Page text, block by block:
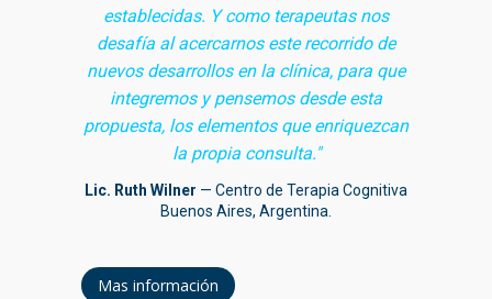
establecidas. Y como terapeutas nos
desafía al acercarnos este recorrido de
nuevos desarrollos en la clínica, para que
integremos y pensemos desde esta
propuesta, los elementos que enriquezcan
la propia consulta."
Lic. Ruth Wilner — Centro de Terapia Cognitiva
Buenos Aires, Argentina.
Mas información